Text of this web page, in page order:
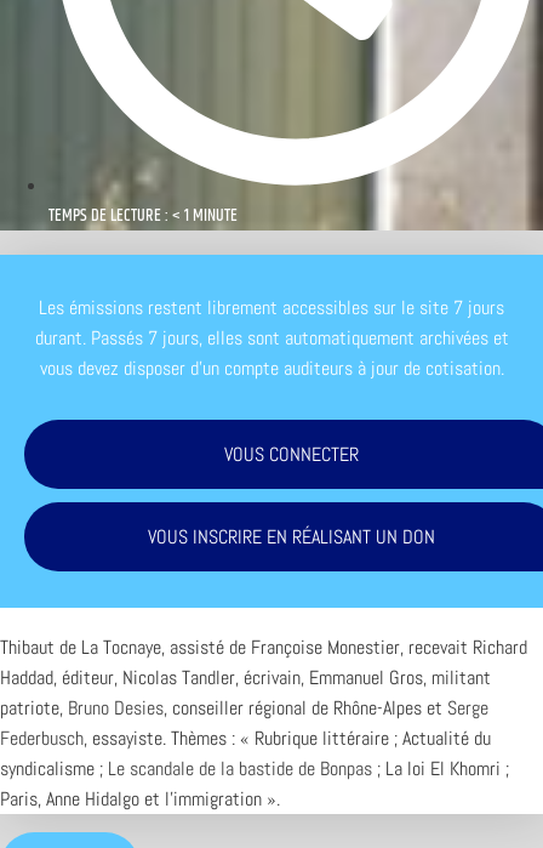
TEMPS DE LECTURE : < 1 MINUTE
Les émissions restent librement accessibles sur le site 7 jours
durant. Passés 7 jours, elles sont automatiquement archivées et
vous devez disposer d'un compte auditeurs à jour de cotisation.
VOUS CONNECTER
VOUS INSCRIRE EN RÉALISANT UN DON
Thibaut de La Tocnaye, assisté de Françoise Monestier, recevait Richard
Haddad, éditeur, Nicolas Tandler, écrivain, Emmanuel Gros, militant
patriote, Bruno Desies, conseiller régional de Rhône-Alpes et Serge
Federbusch, essayiste. Thèmes : « Rubrique littéraire ; Actualité du
syndicalisme ; Le scandale de la bastide de Bonpas ; La loi El Khomri ;
Paris, Anne Hidalgo et l’immigration ».